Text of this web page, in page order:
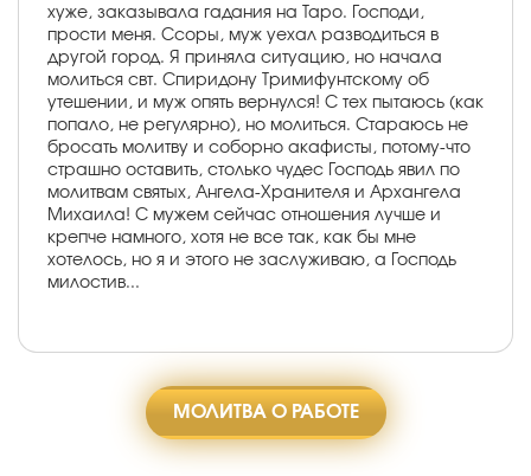
хуже, заказывала гадания на Таро. Господи,
прости меня. Ссоры, муж уехал разводиться в
другой город. Я приняла ситуацию, но начала
молиться свт. Спиридону Тримифунтскому об
утешении, и муж опять вернулся! С тех пытаюсь (как
попало, не регулярно), но молиться. Стараюсь не
бросать молитву и соборно акафисты, потому-что
страшно оставить, столько чудес Господь явил по
молитвам святых, Ангела-Хранителя и Архангела
Михаила! С мужем сейчас отношения лучше и
крепче намного, хотя не все так, как бы мне
хотелось, но я и этого не заслуживаю, а Господь
милостив...
МОЛИТВА О РАБОТЕ